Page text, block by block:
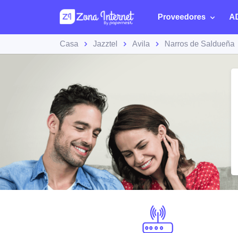
Proveedores
Casa Jazztel Avila Narros de Saldueña